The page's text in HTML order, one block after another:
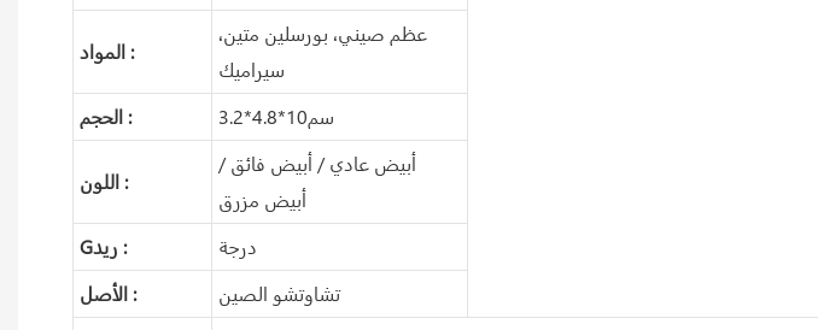
المواد :
عظم صيني، بورسلين متين،
سيراميك
الحجم :
سم10*4.8*3.2
اللون :
أبيض عادي / أبيض فائق /
أبيض مزرق
Gريد :
درجة
الأصل :
تشاوتشو الصين